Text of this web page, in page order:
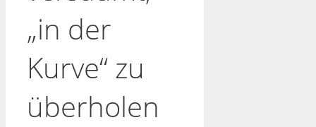
„in der
Kurve“ zu
überholen